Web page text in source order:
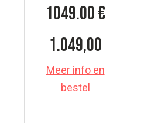
1049.00€
1.049,00
Meer info en
bestel